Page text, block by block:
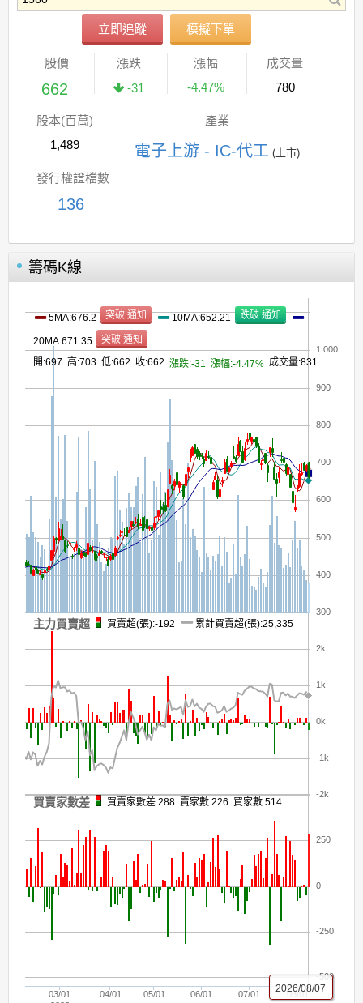
立即追蹤 模擬下單
股價
662
漲跌
-31
漲幅
-4.47%
成交量
780
股本(百萬)
1,489
產業
電子上游 - IC-代工 (上市)
發行權證檔數
136
籌碼K線
03/01
05/01 07/01
04/01 06/01 08/01
300
400
500
600
700
800
900
1,000
-2k
0k
2k
-1k
1k
-500
-250
0
250
2026/08/07
5MA:676.2 10MA:652.21
20MA:671.35
開:697 高:703 低:662 收:662 漲跌:-31 漲幅:-4.47% 成交量:831
主力買賣超 買賣超(張):-192 累計買賣超(張):25,335
買賣家數差 買賣家數差:288 賣家數:226 買家數:514